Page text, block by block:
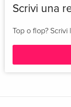
Scrivi una
Top o flop? Scrivi